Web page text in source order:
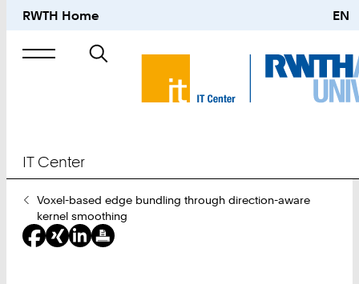
RWTH Home EN
Suche
nach
IT Center
Sie
sind
hier:
Voxel-based edge bundling through direction-aware
kernel smoothing